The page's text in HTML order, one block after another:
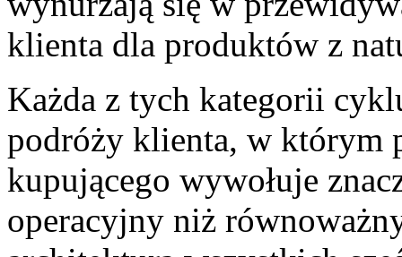
klienta dla produktów z
Każda z tych kategorii
podróży klienta, w którym
kupującego wywołuje
operacyjny niż